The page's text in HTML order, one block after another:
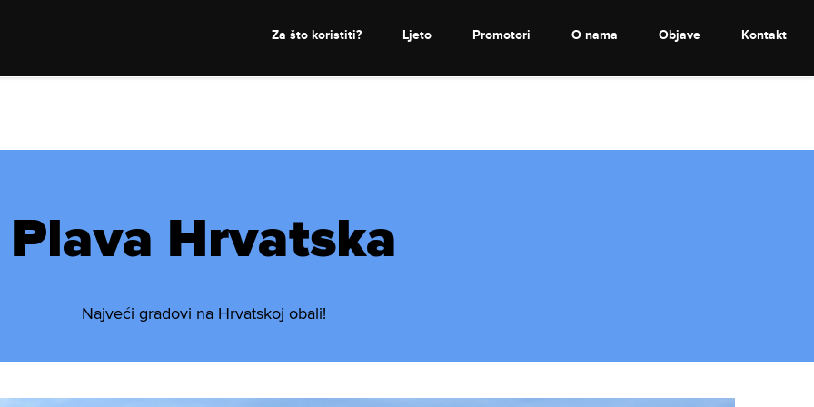
Za što koristiti? Ljeto Promotori O nama Objave Kontakt
Plava Hrvatska
Najveći gradovi na Hrvatskoj obali!